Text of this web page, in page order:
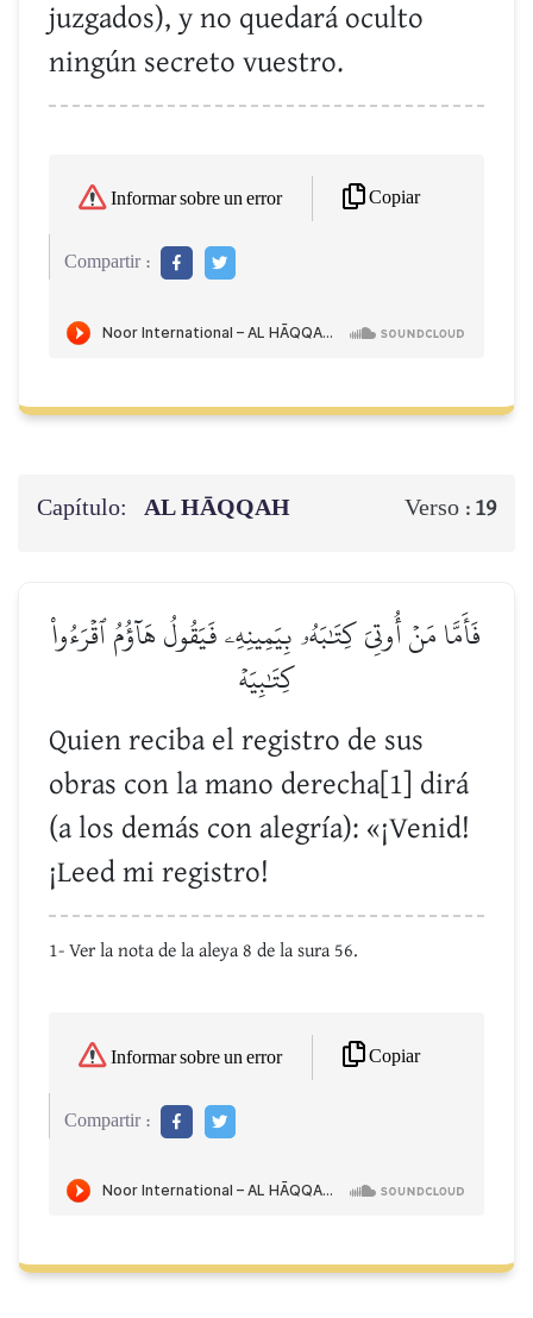
juzgados), y no quedará oculto
ningún secreto vuestro.
Informar sobre un error Copiar
Compartir :
Capítulo: AL HĀQQAH Verso : 19
فَأَمَّا مَنۡ أُوتِيَ كِتَٰبَهُۥ بِيَمِينِهِۦ فَيَقُولُ هَآؤُمُ ٱقۡرَءُواْ
كِتَٰبِيَهۡ
Quien reciba el registro de sus
obras con la mano derecha[1] dirá
(a los demás con alegría): «¡Venid!
¡Leed mi registro!
1- Ver la nota de la aleya 8 de la sura 56.
Informar sobre un error Copiar
Compartir :